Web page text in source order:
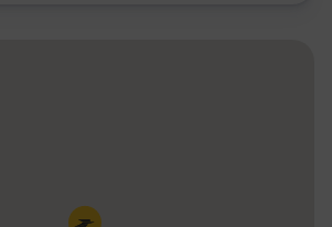
Pin de la carte